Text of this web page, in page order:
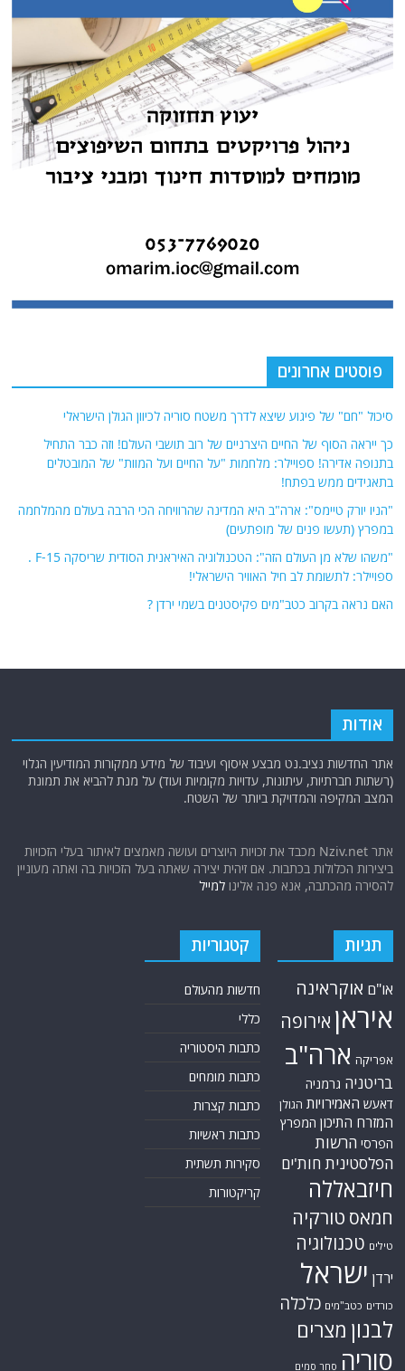
פוסטים אחרונים
סיכול "חם" של פיגוע שיצא לדרך משטח סוריה לכיוון הגולן הישראלי
כך ייראה הסוף של החיים היצרניים של רוב תושבי העולם! וזה כבר התחיל
בתנופה אדירה! ספויילר: מלחמות "על החיים ועל המוות" של המובטלים
בתאגידים ממש בפתח!
"הניו יורק טיימס": ארה"ב היא המדינה שהרוויחה הכי הרבה בעולם מהמלחמה
במפרץ (תעשו פנים של מופתעים)
"משהו שלא מן העולם הזה": הטכנולוגיה האיראנית הסודית שריסקה F-15 .
ספויילר: לתשומת לב חיל האוויר הישראלי!
האם נראה בקרוב כטב"מים פקיסטנים בשמי ירדן ?
אודות
אתר החדשות נציב.נט מבצע איסוף ועיבוד של מידע ממקורות המודיעין הגלוי
(רשתות חברתיות, עיתונות, עדויות מקומיות ועוד) על מנת להביא את תמונת
המצב המקיפה והמדויקת ביותר של השטח.
אתר Nziv.net מכבד את זכויות היוצרים ועושה מאמצים לאיתור בעלי הזכויות
ביצירות הכלולות בכתבות. אם זיהית יצירה שאתה בעל הזכויות בה ואתה מעוניין
להסירה מהכתבה, אנא פנה אלינולמייל
תגיות
או"ם אוקראינה
איראן אירופה
אפריקה ארה"ב
בריטניה גרמניה
דאעש האמירויות הגולן
המזרח התיכון המפרץ
הפרסי הרשות
הפלסטינית חות'ים
חיזבאללה
חמאס טורקיה
טילים טכנולוגיה
ירדן ישראל
כורדים כטב"מים כלכלה
לבנון מצרים
סוריה סחר סמים
קטגוריות
חדשות מהעולם
כללי
כתבות היסטוריה
כתבות מומחים
כתבות קצרות
כתבות ראשיות
סקירות תשתית
קריקטורות